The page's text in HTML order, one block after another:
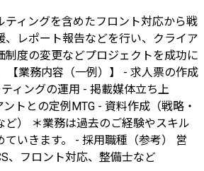
ティングを含めたフロント対応から戦
、レポート報告などを行い、クライア
制度の変更などプロジェクトを成功に
【業務内容（一例）】 - 求人票の作成
ィングの運用 - 掲載媒体立ち上
トとの定例MTG - 資料作成（戦略・
ど） ＊業務は過去のご経験やスキル
ていきます。 - 採用職種（参考） 営
、フロント対応、整備士など